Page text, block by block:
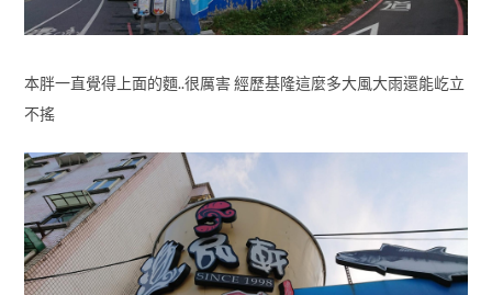
本胖一直覺得上面的麵..很厲害 經歷基隆這麼多大風大雨還能屹立
不搖